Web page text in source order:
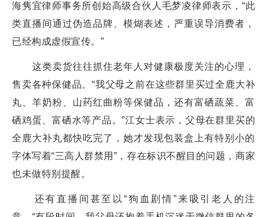
海隽宜律师事务所创始高级合伙人毛梦凌律师表示，“此
类直播间通过伪造品牌、模煳表述，严重误导消费者，
已经构成虚假宣传。”
这类卖货往往抓住老年人对健康极度关注的心理，
售卖各种保健品。“我父母之前在这些群里买过全鹿大补
丸、羊奶粉、山药红曲粉等保健品，还有富硒蔬菜、富
硒鸡蛋、富硒水等产品。”江女士表示，父母在群里买的
全鹿大补丸都快吃完了，她才发现包装盒上有特别小的
字体写着“三高人群禁用”，存在标识不醒目的问题，商家
也未做特别提醒。
还有直播间甚至以“狗血剧情”来吸引老人的注